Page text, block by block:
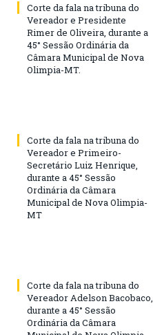
Corte da fala na tribuna do
Vereador e Presidente
Rimer de Oliveira, durante a
45° Sessão Ordinária da
Câmara Municipal de Nova
Olimpia-MT.
Corte da fala na tribuna do
Vereador e Primeiro-
Secretário Luiz Henrique,
durante a 45° Sessão
Ordinária da Câmara
Municipal de Nova Olimpia-
MT
Corte da fala na tribuna do
Vereador Adelson Bacobaco,
durante a 45° Sessão
Ordinária da Câmara